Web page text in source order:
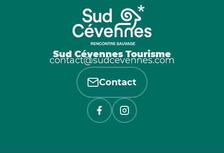
Sud Cévennes Tourisme
contact@sudcevennes.com
Contact